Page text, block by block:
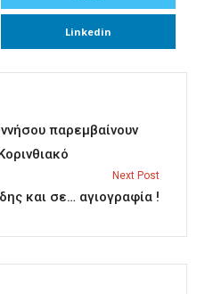
Linkedin
παρεμβαίνουν
Next Post
και σε… αγιογραφία !